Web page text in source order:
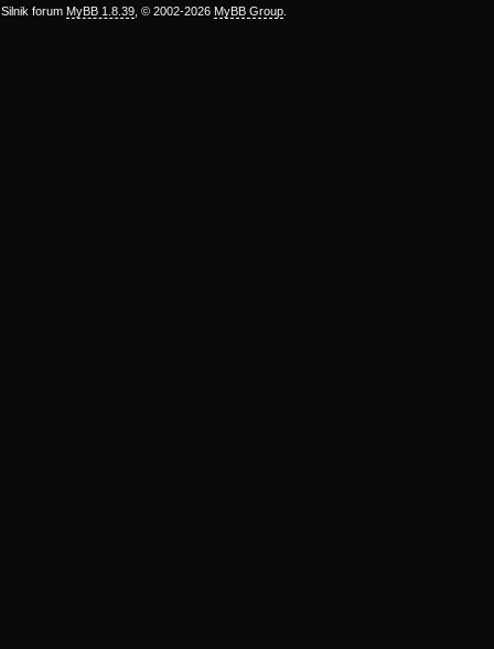
Silnik forum MyBB 1.8.39 , © 2002-2026 MyBB Group